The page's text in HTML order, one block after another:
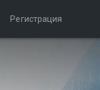
Регистрация